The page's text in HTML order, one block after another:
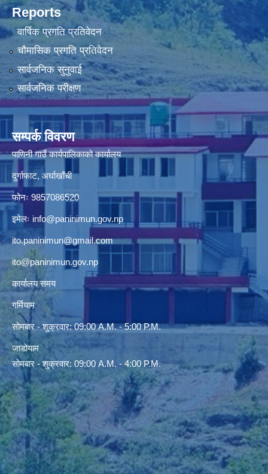
Reports
वार्षिक प्रगति प्रतिवेदन
चौमासिक प्रगति प्रतिवेदन
सार्वजनिक सुनुवाई
सार्वजनिक परीक्षण
सम्पर्क विवरण
पाणिनी गाउँ कार्यपालिकाको कार्यालय
दुर्गाफाट, अर्घाखाँची
फोनः 9857086520
इमेलः info@paninimun.gov.np
ito.paninimun@gmail.com
ito@paninimun.gov.np
कार्यालय समय
गर्मियाम
सोमबार - शुक्रवार: 09:00 A.M. - 5:00 P.M.
जाडोयाम
सोमबार - शुक्रवार: 09:00 A.M. - 4:00 P.M.